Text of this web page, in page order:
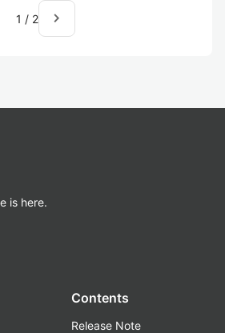
1 / 2 navigate_next
is here.
Contents
Release Note